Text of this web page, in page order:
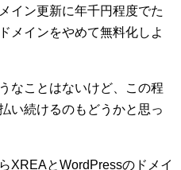
イン更新に年千円程度でた
メインをやめて無料化しよ
なことはないけど、この程
い続けるのもどうかと思っ
XREAとWordPressのドメイ